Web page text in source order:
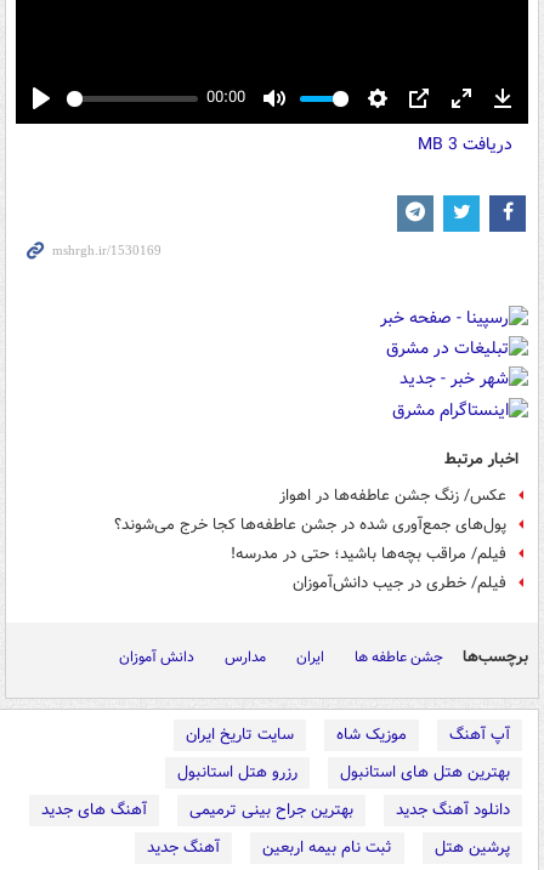
Play
00:00
Mute Settings
PIP Enter
fullscreen
دریافت 3 MB
اخبار مرتبط
عکس/ زنگ جشن عاطفه‌ها در اهواز
پول‌های جمع‌آوری شده در جشن عاطفه‌ها کجا خرج می‌شوند؟
فیلم/ مراقب بچه‌ها باشید؛ حتی در مدرسه!
فیلم/ خطری در جیب دانش‌آموزان
برچسب‌ها جشن عاطفه ها ایران مدارس دانش آموزان
آپ آهنگ موزیک شاه
سایت تاریخ ایران
بهترین هتل های استانبول
رزرو هتل استانبول
دانلود آهنگ جدید
بهترین جراح بینی ترمیمی
آهنگ های جدید
پرشین هتل
ثبت نام بیمه اربعین
آهنگ جدید